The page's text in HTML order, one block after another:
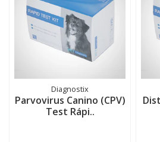
Diagnostix
Parvovirus Canino (CPV)
Test Rápi..